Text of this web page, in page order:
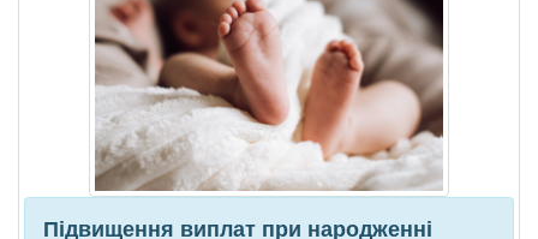
Підвищення виплат при народженні